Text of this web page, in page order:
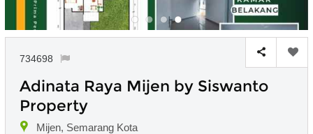
734698
Adinata Raya Mijen by Siswanto
Property
Mijen, Semarang Kota